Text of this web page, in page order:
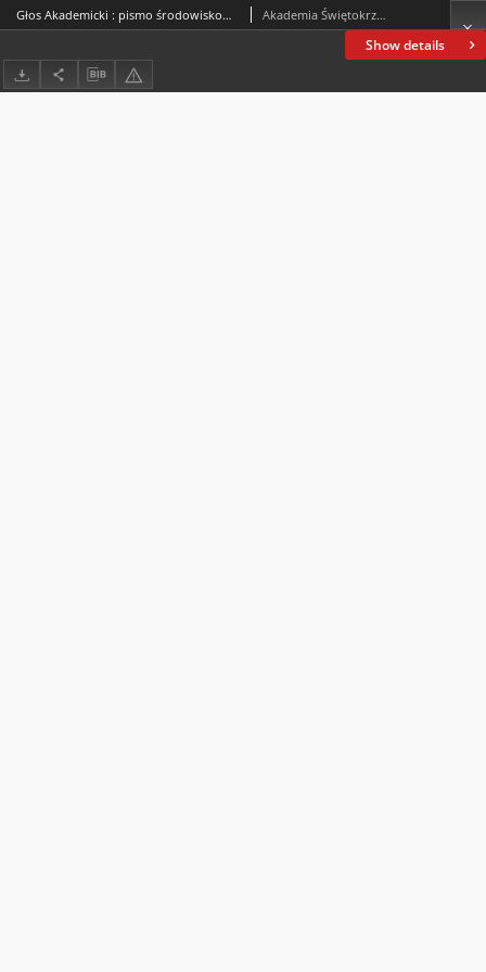
Show details
Głos Akademicki : pismo środowiskowe Akademii Świętokrzyskiej im. Jana Kochanowskiego w Kielcach. 2004, R. XI, nr 1 (40) : styczeń-marzec 2004 Akademia Świętokrzyska im. Jana Kochanowskiego (Kielce)